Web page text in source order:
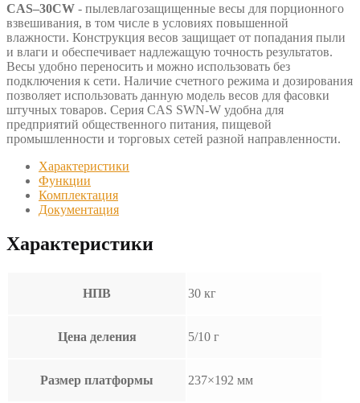
CAS–30CW - пылевлагозащищенные весы для порционного
взвешивания, в том числе в условиях повышенной
влажности. Конструкция весов защищает от попадания пыли
и влаги и обеспечивает надлежащую точность результатов.
Весы удобно переносить и можно использовать без
подключения к сети. Наличие счетного режима и дозирования
позволяет использовать данную модель весов для фасовки
штучных товаров. Серия CAS SWN-W удобна для
предприятий общественного питания, пищевой
промышленности и торговых сетей разной направленности.
Характеристики
Функции
Комплектация
Документация
Характеристики
НПВ 30 кг
Цена деления 5/10 г
Размер платформы 237×192 мм